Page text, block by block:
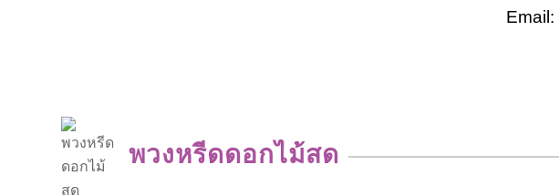
Email:
พวงหรีดดอกไม้สด